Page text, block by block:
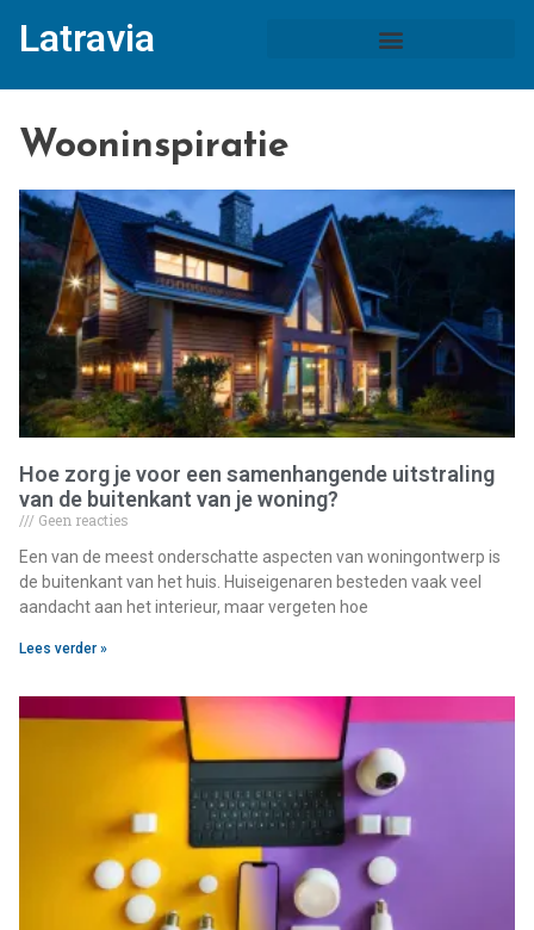
Latravia
Wooninspiratie
Hoe zorg je voor een samenhangende uitstraling
van de buitenkant van je woning?
Geen reacties
Een van de meest onderschatte aspecten van woningontwerp is
de buitenkant van het huis. Huiseigenaren besteden vaak veel
aandacht aan het interieur, maar vergeten hoe
Lees verder »